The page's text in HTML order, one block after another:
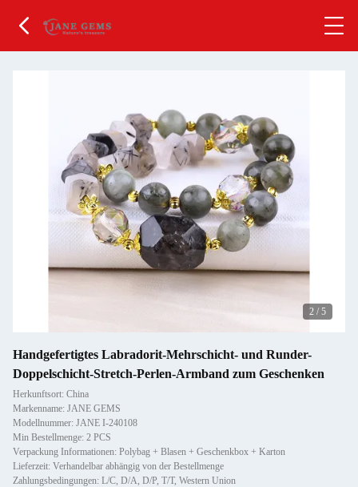
2 / 5
Handgefertigtes Labradorit-Mehrschicht- und Runder-
Doppelschicht-Stretch-Perlen-Armband zum Geschenken
Herkunftsort: China
Markenname: JANE GEMS
Modellnummer: JANE I-240108
Min Bestellmenge: 2 PCS
Verpackung Informationen: Polybag + Blasen + Geschenkbox + Karton
Lieferzeit: Verhandelbar abhängig von der Bestellmenge
Zahlungsbedingungen: L/C, D/A, D/P, T/T, Western Union